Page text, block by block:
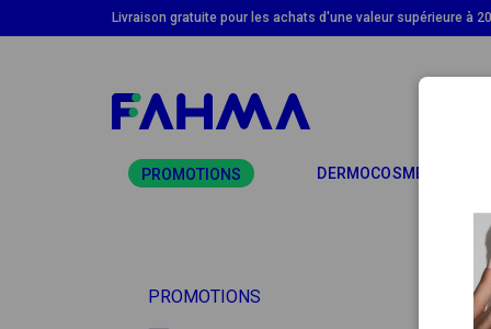
Livraison gratuite pour les achats d'une valeur supérieure à
PROMOTIONS DERMOCOSMÉTIQUE
PROMOTIONS